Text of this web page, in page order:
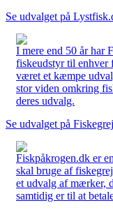
Se udvalget på
I mere end 50 år har
fiskeudstyr til enhver
været et kæmpe
stor viden omkring
deres udvalg.
Se udvalget på
Fiskpåkrogen.dk er
skal bruge af
et udvalg af mærker,
samtidig er til at